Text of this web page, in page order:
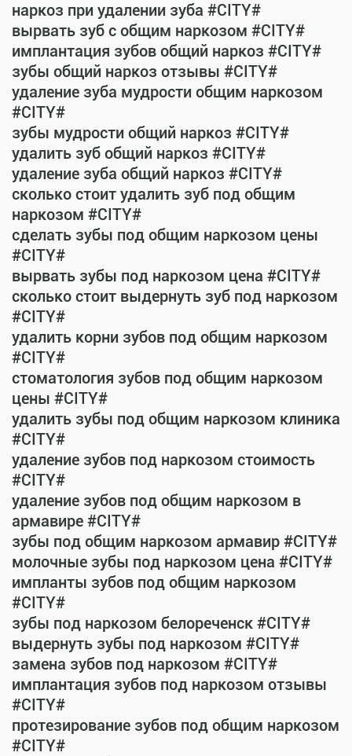
наркоз при удалении зуба #CITY#
вырвать зуб с общим наркозом #CITY#
имплантация зубов общий наркоз #CITY#
зубы общий наркоз отзывы #CITY#
удаление зуба мудрости общим наркозом
#CITY#
зубы мудрости общий наркоз #CITY#
удалить зуб общий наркоз #CITY#
удаление зуба общий наркоз #CITY#
сколько стоит удалить зуб под общим
наркозом #CITY#
сделать зубы под общим наркозом цены
#CITY#
вырвать зубы под наркозом цена #CITY#
сколько стоит выдернуть зуб под наркозом
#CITY#
удалить корни зубов под общим наркозом
#CITY#
стоматология зубов под общим наркозом
цены #CITY#
удалить зубы под общим наркозом клиника
#CITY#
удаление зубов под наркозом стоимость
#CITY#
удаление зубов под общим наркозом в
армавире #CITY#
зубы под общим наркозом армавир #CITY#
молочные зубы под наркозом цена #CITY#
импланты зубов под общим наркозом
#CITY#
зубы под наркозом белореченск #CITY#
выдернуть зубы под наркозом #CITY#
замена зубов под наркозом #CITY#
имплантация зубов под наркозом отзывы
#CITY#
протезирование зубов под общим наркозом
#CITY#